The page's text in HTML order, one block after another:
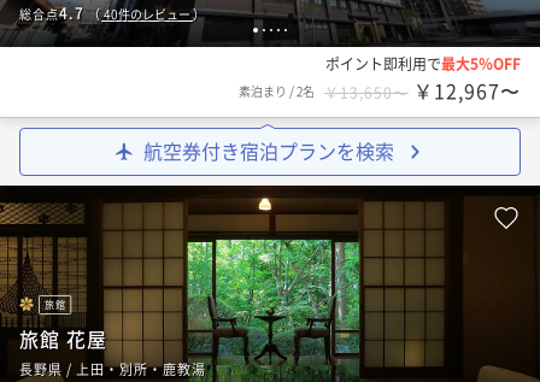
1 2 3 4 5
総合点4.7（40件のレビュー）
ポイント即利用で最大5％OFF
素泊まり /2名 ￥13,650〜 ￥12,967〜
航空券付き宿泊プランを検索
旅館
旅館 花屋
長野県 / 上田・別所・鹿教湯